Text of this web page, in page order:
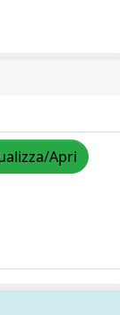
Apri